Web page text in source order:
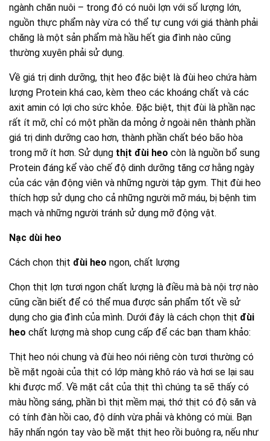
Cách chọn thịtđùi heongon, chất lượng
Chọn thịt lợn tươi ngon chất lượng là điều mà bà nội trợ nào
dụng cho gia đình của mình. Dưới đây là cách chọn thịtđùi
heochất lượng mà shop cung cấp để các bạn tham khảo:
Thịt heo nói chung và đùi heo nói riêng còn tươi thường có
bề mặt ngoài của thịt có lớp màng khô ráo và hơi se lại sau
khi được mổ. Về mặt cắt của thịt thì chúng ta sẽ thấy có
màu hồng sáng, phần bì thịt mềm mại, thớ thịt có độ săn và
có tính đàn hồi cao, độ dính vừa phải và không có mùi. Bạn
hãy nhấn ngón tay vào bề mặt thịt heo rồi buông ra, nếu như
bề mặt thịt không để lại vết móng tay thì đó là thịt ngon,
nước và có vết móng tay, kèm theo một chút nhớt cực khó
chịu.
Thịt đùi heo hay thịt chân giò thường không có mỡ, chỉ có
lớp da phía ngoài, vì vậy khi chọn thịt, các bạn quan sát phần
da này nếu còn màng bám vào thịt chắc chắn, có màu trắng
sáng, mùi thơm là thịt còn tươi ngon, phần xương phía trong
nên có màu đỏ tươi, còn thơm chứ chưa có mùi hôi khó chịu.
Với những phần thịt được cấp đông, các bạn có thể rã đông
xong kiểm tra phần thịt có còn tươi hay không. Thịt được
cấp đông có chất lượng khi nó vẫn giữ được màu hồng tươi
sáng và mùi thịt thơm chứ không có mùi chất bảo quản
hoặc có mùi hôi sau khi rã đông.